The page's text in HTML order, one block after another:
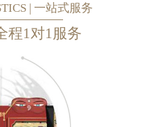
| 一站式服务
程1对1服务